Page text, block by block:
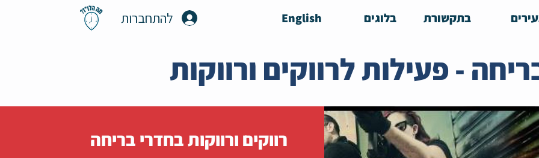
בתקשורת בלוגים English להתחברות
- פעילות לרווקים ורווקות
רווקים ורווקות בחדרי בריחה